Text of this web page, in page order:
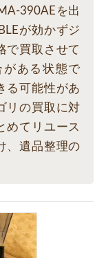
390AEを出
が効かずジ
で買取させて
ある状態で
る可能性があ
リの買取に対
めてリユース
、遺品整理の